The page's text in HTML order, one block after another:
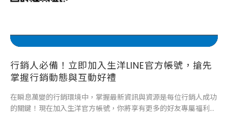
行銷人必備！立即加入生洋LINE官方帳號，搶先
掌握行銷動態與互動好禮
在瞬息萬變的行銷環境中，掌握最新資訊與資源是每位行銷人成功
的關鍵！現在加入生洋官方帳號，你將享有更多的好友專屬福利，